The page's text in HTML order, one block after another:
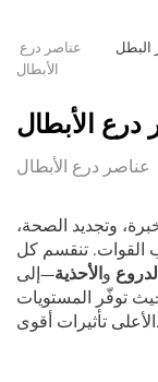
البطل
عناصر درع
الأبطال
درع الأبطال
عناصر درع الأبطال
وتجديد الصحة،
القوات. تنقسم كل
والأحذية—إلى
توفّر المستويات
الأعلى تأثيرات أقوى.